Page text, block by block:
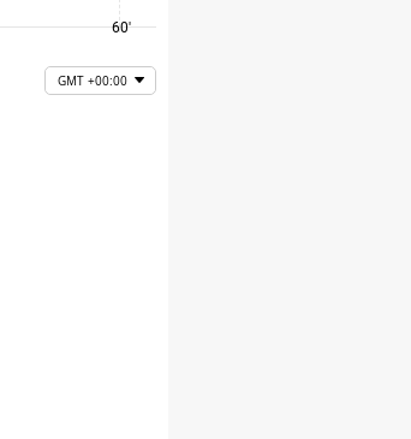
60'
GMT +00:00